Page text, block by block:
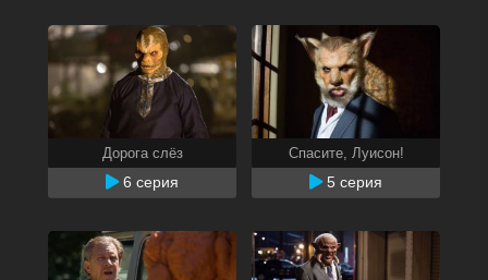
Дорога слёз
6 серия
Спасите, Луисон!
5 серия